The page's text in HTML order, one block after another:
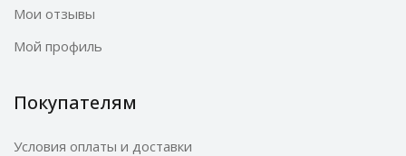
Мои отзывы
Мой профиль
Покупателям
Условия оплаты и доставки